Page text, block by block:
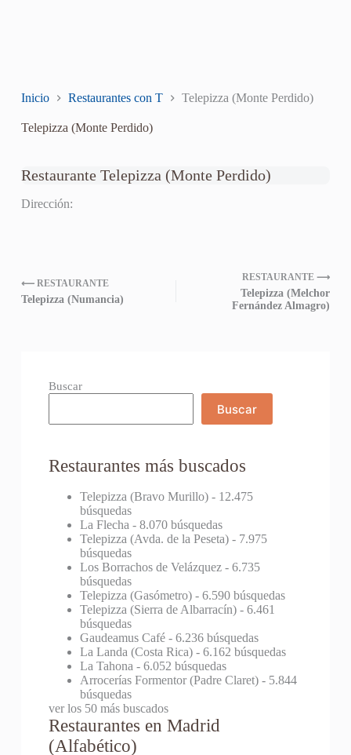
Inicio Restaurantes con T Telepizza (Monte Perdido)
Telepizza (Monte Perdido)
Restaurante Telepizza (Monte Perdido)
Dirección:
⟵ RESTAURANTE
Telepizza (Numancia)
RESTAURANTE ⟶
Telepizza (Melchor
Fernández Almagro)
Buscar
Buscar
Restaurantes más buscados
Telepizza (Bravo Murillo)- 12.475
búsquedas
La Flecha - 8.070 búsquedas
Telepizza (Avda. de la Peseta)- 7.975
búsquedas
Los Borrachos de Velázquez- 6.735
búsquedas
Telepizza (Gasómetro)- 6.590 búsquedas
Telepizza (Sierra de Albarracín)- 6.461
búsquedas
Gaudeamus Café- 6.236 búsquedas
La Landa (Costa Rica)- 6.162 búsquedas
La Tahona - 6.052 búsquedas
Arrocerías Formentor (Padre Claret)- 5.844
búsquedas
ver los 50 más buscados
Restaurantes en Madrid
(Alfabético)